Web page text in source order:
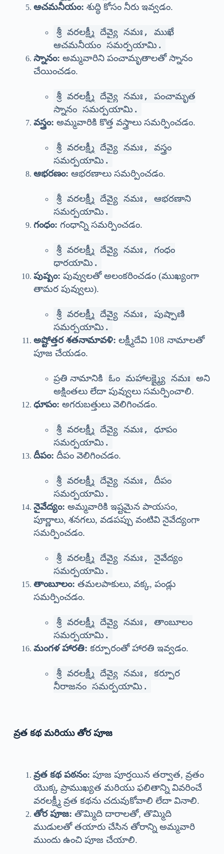
ఆచమనీయం: శుద్ధి కోసం నీరు ఇవ్వడం.
శ్రీ వరలక్ష్మీ దేవ్యై నమః, ముఖే
ఆచమనీయం సమర్పయామి.
స్నానం: అమ్మవారిని పంచామృతాలతో స్నానం
చేయించడం.
శ్రీ వరలక్ష్మీ దేవ్యై నమః, పంచామృత
స్నానం సమర్పయామి.
వస్త్రం: అమ్మవారికి కొత్త వస్త్రాలు సమర్పించడం.
శ్రీ వరలక్ష్మీ దేవ్యై నమః, వస్త్రం
సమర్పయామి.
ఆభరణం: ఆభరణాలు సమర్పించడం.
శ్రీ వరలక్ష్మీ దేవ్యై నమః, ఆభరణాని
సమర్పయామి.
గంధం: గంధాన్ని సమర్పించడం.
శ్రీ వరలక్ష్మీ దేవ్యై నమః, గంధం
ధారయామి.
పుష్పం: పువ్వులతో అలంకరించడం (ముఖ్యంగా
తామర పువ్వులు).
శ్రీ వరలక్ష్మీ దేవ్యై నమః, పుష్పాణి
సమర్పయామి.
అష్టోత్తర శతనామావళి: లక్ష్మీదేవి 108 నామాలతో
పూజ చేయడం.
ప్రతి నామానికి ఓం మహాలక్ష్మ్యై నమః అని
అక్షింతలు లేదా పువ్వులు సమర్పించాలి.
ధూపం: అగరుబత్తులు వెలిగించడం.
శ్రీ వరలక్ష్మీ దేవ్యై నమః, ధూపం
సమర్పయామి.
దీపం: దీపం వెలిగించడం.
శ్రీ వరలక్ష్మీ దేవ్యై నమః, దీపం
సమర్పయామి.
నైవేద్యం: అమ్మవారికి ఇష్టమైన పాయసం,
పూర్ణాలు, శనగలు, వడపప్పు వంటివి నైవేద్యంగా
సమర్పించడం.
శ్రీ వరలక్ష్మీ దేవ్యై నమః, నైవేద్యం
సమర్పయామి.
తాంబూలం: తమలపాకులు, వక్క, పండ్లు
సమర్పించడం.
శ్రీ వరలక్ష్మీ దేవ్యై నమః, తాంబూలం
సమర్పయామి.
మంగళ హారతి: కర్పూరంతో హారతి ఇవ్వడం.
శ్రీ వరలక్ష్మీ దేవ్యై నమః, కర్పూర
నీరాజనం సమర్పయామి.
వ్రత కథ మరియు తోర పూజ
వ్రత కథ పఠనం: పూజ పూర్తయిన తర్వాత, వ్రతం
యొక్క ప్రాముఖ్యత మరియు ఫలితాన్ని వివరించే
వరలక్ష్మీ వ్రత కథను చదువుకోవాలి లేదా వినాలి.
తోర పూజ: తొమ్మిది దారాలతో, తొమ్మిది
ముడులతో తయారు చేసిన తోరాన్ని అమ్మవారి
ముందు ఉంచి పూజ చేయాలి.